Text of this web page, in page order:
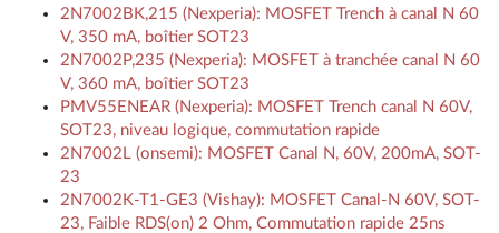
2N7002BK,215 (Nexperia): MOSFET Trench à canal N 60
V, 350 mA, boîtier SOT23
2N7002P,235 (Nexperia): MOSFET à tranchée canal N 60
V, 360 mA, boîtier SOT23
PMV55ENEAR (Nexperia): MOSFET Trench canal N 60V,
SOT23, niveau logique, commutation rapide
2N7002L (onsemi): MOSFET Canal N, 60V, 200mA, SOT-
23
2N7002K-T1-GE3 (Vishay): MOSFET Canal-N 60V, SOT-
23, Faible RDS(on) 2 Ohm, Commutation rapide 25ns